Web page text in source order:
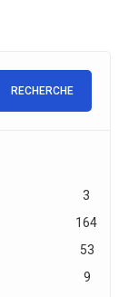
RECHERCHE
3
164
53
9